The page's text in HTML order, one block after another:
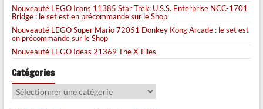
Nouveauté LEGO Icons 11385 Star Trek: U.S.S. Enterprise NCC-1701
Bridge : le set est en précommande sur le Shop
Nouveauté LEGO Super Mario 72051 Donkey Kong Arcade : le set est
en précommande sur le Shop
Nouveauté LEGO Ideas 21369 The X-Files
Catégories
Catégories